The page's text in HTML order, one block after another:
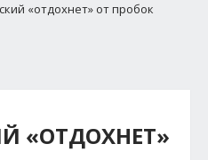
«отдохнет» от пробок
«ОТДОХНЕТ»